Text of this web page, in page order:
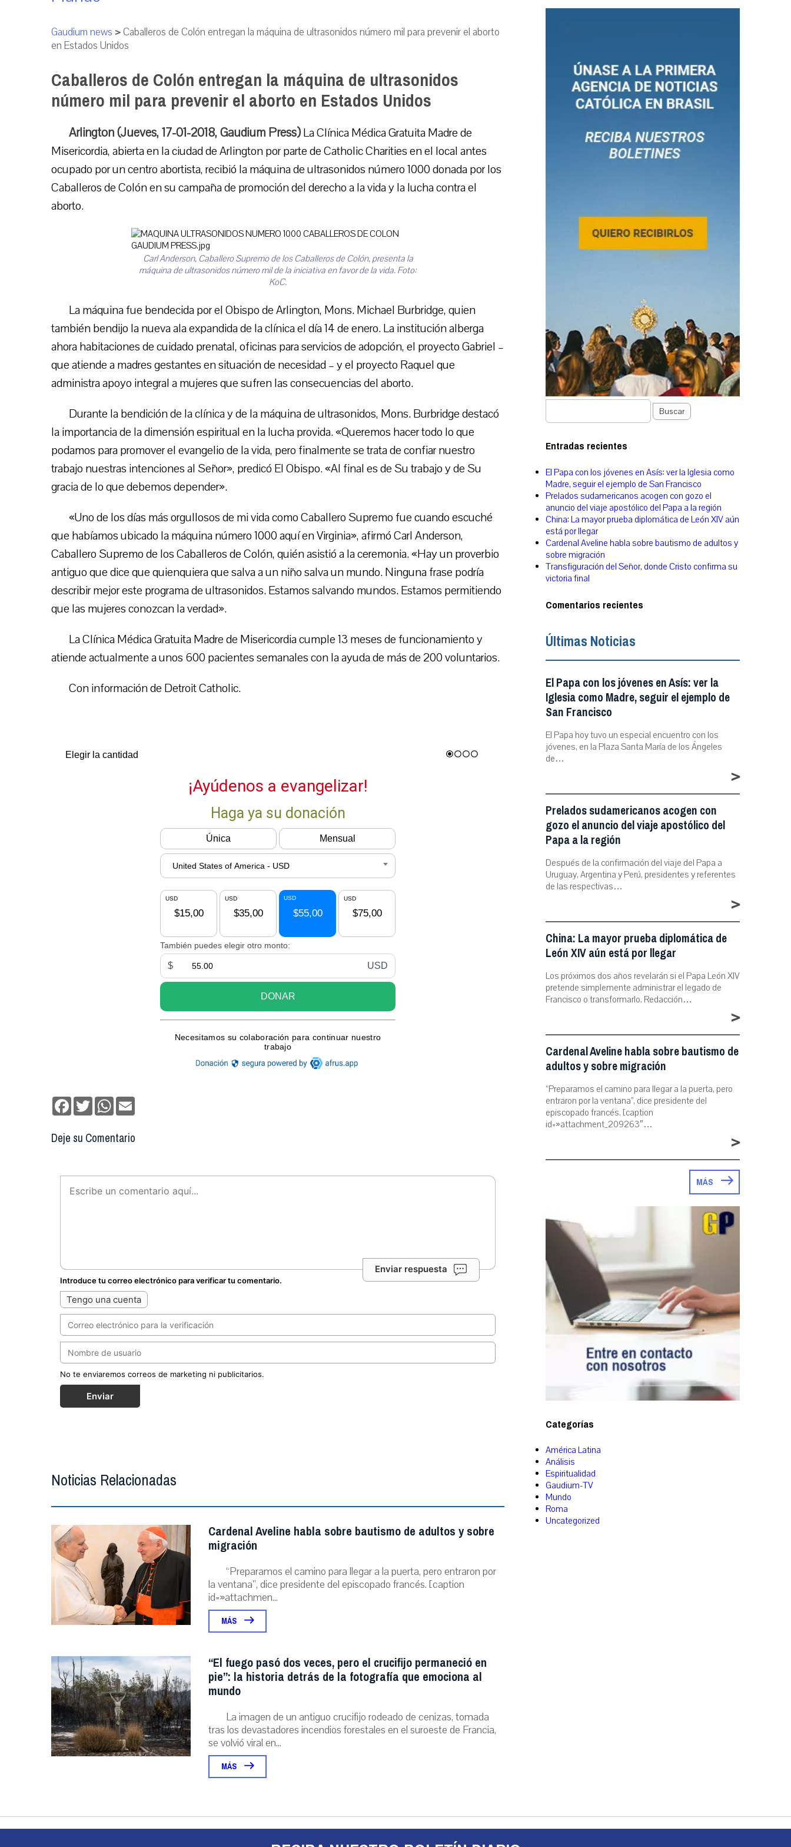
Gaudium news >Caballeros de Colón entregan la máquina de ultrasonidos número mil para prevenir el aborto
en Estados Unidos
Caballeros de Colón entregan la máquina de ultrasonidos
número mil para prevenir el aborto en Estados Unidos
Arlington (Jueves, 17-01-2018, Gaudium Press)La Clínica Médica Gratuita Madre de
Misericordia, abierta en la ciudad de Arlington por parte de Catholic Charities en el local antes
ocupado por un centro abortista, recibió la máquina de ultrasonidos número 1000 donada por los
Caballeros de Colón en su campaña de promoción del derecho a la vida y la lucha contra el
aborto.
Carl Anderson, Caballero Supremo de los Caballeros de Colón, presenta la
máquina de ultrasonidos número mil de la iniciativa en favor de la vida. Foto:
KoC.
La máquina fue bendecida por el Obispo de Arlington, Mons. Michael Burbridge, quien
también bendijo la nueva ala expandida de la clínica el día 14 de enero. La institución alberga
ahora habitaciones de cuidado prenatal, oficinas para servicios de adopción, el proyecto Gabriel –
que atiende a madres gestantes en situación de necesidad – y el proyecto Raquel que
administra apoyo integral a mujeres que sufren las consecuencias del aborto.
Durante la bendición de la clínica y de la máquina de ultrasonidos, Mons. Burbridge destacó
la importancia de la dimensión espiritual en la lucha provida. «Queremos hacer todo lo que
podamos para promover el evangelio de la vida, pero finalmente se trata de confiar nuestro
trabajo nuestras intenciones al Señor», predicó El Obispo. «Al final es de Su trabajo y de Su
gracia de lo que debemos depender».
«Uno de los días más orgullosos de mi vida como Caballero Supremo fue cuando escuché
que habíamos ubicado la máquina número 1000 aquí en Virginia», afirmó Carl Anderson,
Caballero Supremo de los Caballeros de Colón, quién asistió a la ceremonia. «Hay un proverbio
antiguo que dice que quienquiera que salva a un niño salva un mundo. Ninguna frase podría
describir mejor este programa de ultrasonidos. Estamos salvando mundos. Estamos permitiendo
que las mujeres conozcan la verdad».
La Clínica Médica Gratuita Madre de Misericordia cumple 13 meses de funcionamiento y
atiende actualmente a unos 600 pacientes semanales con la ayuda de más de 200 voluntarios.
Con información de Detroit Catholic.
Facebook
TwitterWhatsApp
Deje su Comentario
Enviar respuesta
Introduce tu correo electrónico para verificar tu comentario.
Tengo una cuenta
No te enviaremos correos de marketing ni publicitarios.
Enviar
Noticias Relacionadas
Cardenal Aveline habla sobre bautismo de adultos y sobre
migración
“Preparamos el camino para llegar a la puerta, pero entraron por
la ventana”, dice presidente del episcopado francés. [caption
id=»attachmen...
MÁS
“El fuego pasó dos veces, pero el crucifijo permaneció en
pie”: la historia detrás de la fotografía que emociona al
mundo
La imagen de un antiguo crucifijo rodeado de cenizas, tomada
tras los devastadores incendios forestales en el suroeste de Francia,
se volvió viral en...
MÁS
Buscar
Entradas recientes
El Papa con los jóvenes en Asís: ver la Iglesia como
Madre, seguir el ejemplo de San Francisco
Prelados sudamericanos acogen con gozo el
anuncio del viaje apostólico del Papa a la región
China: La mayor prueba diplomática de León XIV aún
está por llegar
Cardenal Aveline habla sobre bautismo de adultos y
sobre migración
Transfiguración del Señor, donde Cristo confirma su
victoria final
Comentarios recientes
Últimas Noticias
El Papa con los jóvenes en Asís: ver la
Iglesia como Madre, seguir el ejemplo de
San Francisco
El Papa hoy tuvo un especial encuentro con los
jóvenes, en la Plaza Santa María de los Ángeles
de…
>
Prelados sudamericanos acogen con
gozo el anuncio del viaje apostólico del
Papa a la región
Después de la confirmación del viaje del Papa a
Uruguay, Argentina y Perú, presidentes y referentes
de las respectivas…
>
China: La mayor prueba diplomática de
León XIV aún está por llegar
Los próximos dos años revelarán si el Papa León XIV
pretende simplemente administrar el legado de
Francisco o transformarlo. Redacción…
>
Cardenal Aveline habla sobre bautismo de
adultos y sobre migración
“Preparamos el camino para llegar a la puerta, pero
entraron por la ventana”, dice presidente del
episcopado francés. [caption
id=»attachment_209263″…
>
MÁS
Categorías
América Latina
Análisis
Espiritualidad
Gaudium-TV
Mundo
Roma
Uncategorized